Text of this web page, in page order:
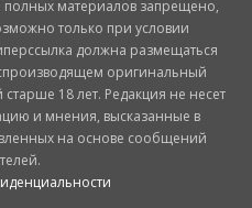
материалов запрещено,
только при условии
должна размещаться
оригинальный
18 лет. Редакция не несет
и мнения, высказанные в
на основе сообщений